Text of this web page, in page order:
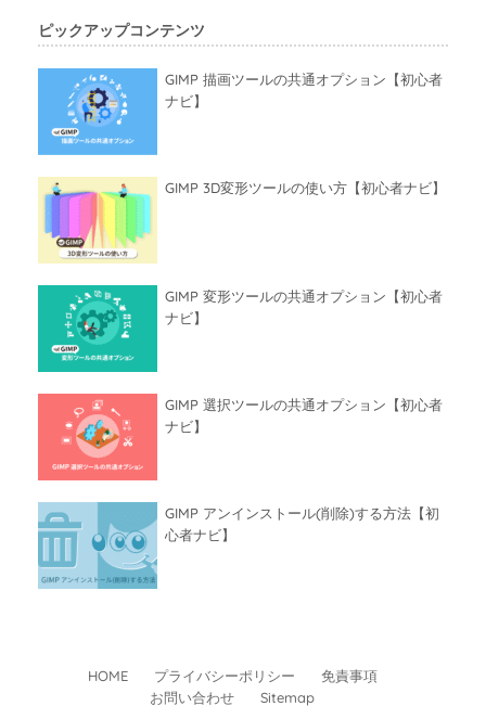
ピックアップコンテンツ
GIMP 描画ツールの共通オプション【初心者
ナビ】
GIMP 3D変形ツールの使い方【初心者ナビ】
GIMP 変形ツールの共通オプション【初心者
ナビ】
GIMP 選択ツールの共通オプション【初心者
ナビ】
GIMP アンインストール(削除)する方法【初
心者ナビ】
HOME プライバシーポリシー
免責事項
お問い合わせ
Sitemap